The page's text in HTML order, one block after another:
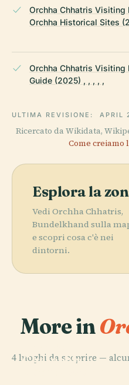
Orchha Chhatris Visiting
Orchha Historical Sites
Orchha Chhatris
Guide (2025) , , , , ,
ULTIMA REVISIONE: APRIL
Ricercato da Wikidata,
Come
Esplora la
Vedi Orchha Chhatris,
Bundelkhand sulla
e scopri cosa c'è nei
dintorni.
More in
4 luoghi da scoprire —
PLACE
Chaturbhuj,
PLACE